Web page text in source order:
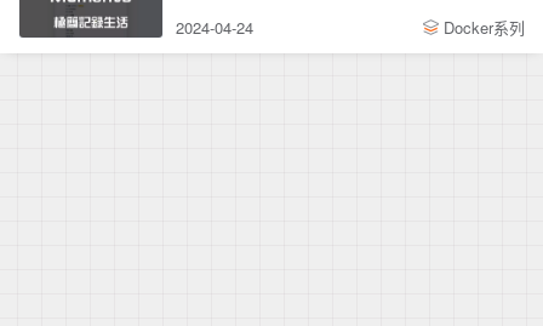
2024-04-24 Docker系列